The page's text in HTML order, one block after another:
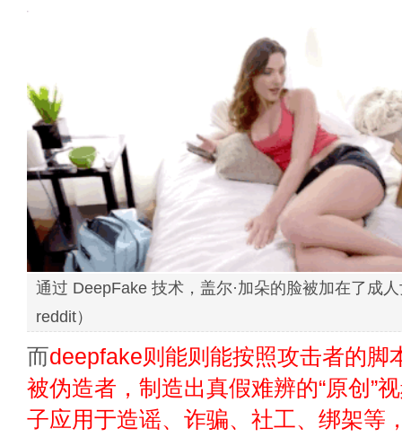
通过 DeepFake 技术，盖尔·加朵的脸被加在了成
reddit）
而deepfake则能则能按照攻击者的脚
被伪造者，制造出真假难辨的“原创”
子应用于造谣、诈骗、社工、绑架等